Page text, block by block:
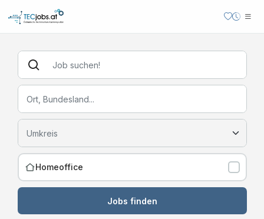
Homeoffice
Jobs finden